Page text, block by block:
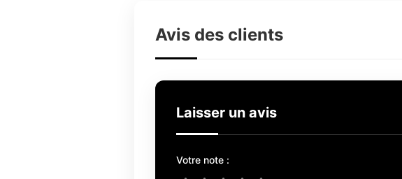
Avis des clients
Laisser un avis
Votre note :